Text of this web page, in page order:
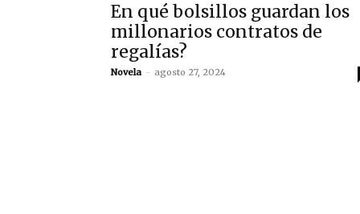
En qué bolsillos guardan los
millonarios contratos de
regalías?
Novela - agosto 27, 2024